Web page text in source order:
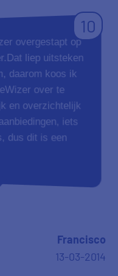
10
overgestapt op
liep uitsteken
daarom koos ik
over te
en overzichtelijk
iets
dus dit is een
Francisco
13-03-2014